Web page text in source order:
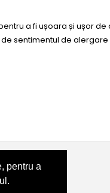
pentru a
a fi ușoara și ușor
sentimentul de